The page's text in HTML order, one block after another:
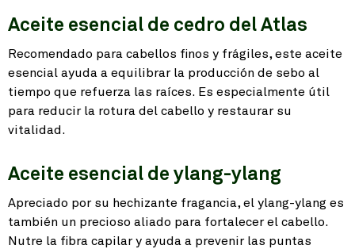
Aceite esencial de cedro del Atlas
Recomendado para cabellos finos y frágiles, este aceite
esencial ayuda a equilibrar la producción de sebo al
tiempo que refuerza las raíces. Es especialmente útil
para reducir la rotura del cabello y restaurar su
vitalidad.
Aceite esencial de ylang-ylang
Apreciado por su hechizante fragancia, el ylang-ylang es
también un precioso aliado para fortalecer el cabello.
Nutre la fibra capilar y ayuda a prevenir las puntas